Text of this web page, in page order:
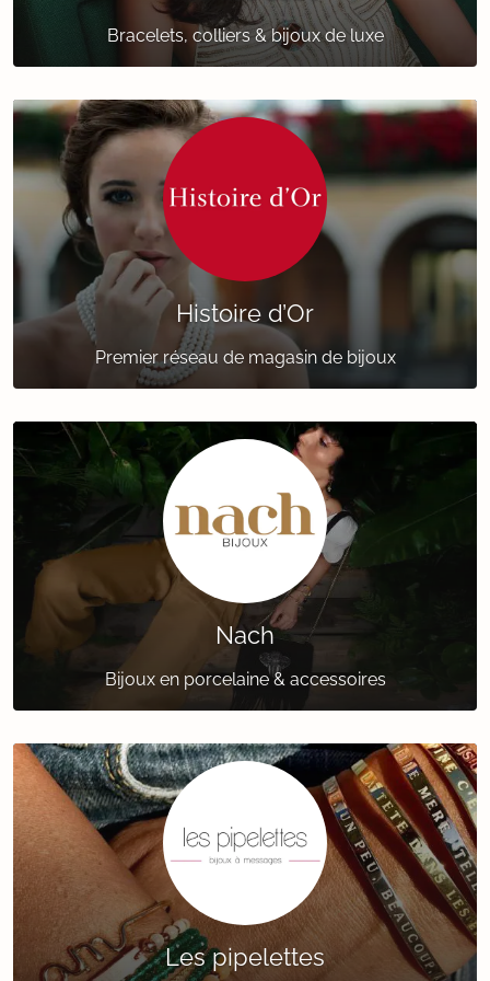
Bracelets, colliers & bijoux de luxe
Histoire d’Or
Premier réseau de magasin de bijoux
Nach
Bijoux en porcelaine & accessoires
Les pipelettes